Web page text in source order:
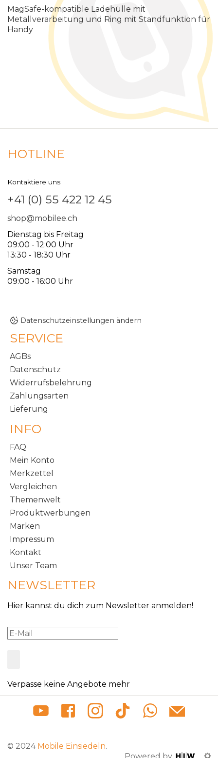
MagSafe-kompatible Ladehülle mit
Metallverarbeitung und Ring mit Standfunktion für
Handy
HOTLINE
Kontaktiere uns
+41 (0) 55 422 12 45
shop@mobilee.ch
Dienstag bis Freitag
09:00 - 12:00 Uhr
13:30 - 18:30 Uhr
Samstag
09:00 - 16:00 Uhr
Datenschutzeinstellungen ändern
SERVICE
AGBs
Datenschutz
Widerrufsbelehrung
Zahlungsarten
Lieferung
INFO
FAQ
Mein Konto
Merkzettel
Vergleichen
Themenwelt
Produktwerbungen
Marken
Impressum
Kontakt
Unser Team
NEWSLETTER
Hier kannst du dich zum Newsletter anmelden!
Verpasse keine Angebote mehr
© 2024 Mobile Einsiedeln.